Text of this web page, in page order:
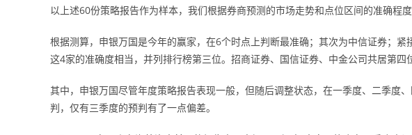
以上述60份策略报告作为样本，我们根据券商预测的市场走势和点位区间的准确程
根据测算，申银万国是今年的赢家，在6个时点上判断最准确；其次为中信证券；紧
这4家的准确度相当，并列排行榜第三位。招商证券、国信证券、中金公司共居第四
其中，申银万国尽管年度策略报告表现一般，但随后调整状态，在一季度、二季度
判，仅有三季度的预判有了一点偏差。